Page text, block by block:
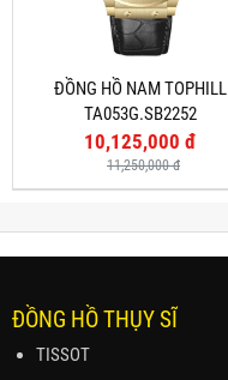
ĐỒNG HỒ NAM TOPHILL
TA053G.SB2252
10,125,000 đ
11,250,000 đ
ĐỒNG HỒ THỤY SĨ
TISSOT